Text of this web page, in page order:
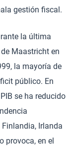
gestión fiscal.
la última
Maastricht en
la mayoría de
público. En
se ha reducido
Irlanda
provoca, en el